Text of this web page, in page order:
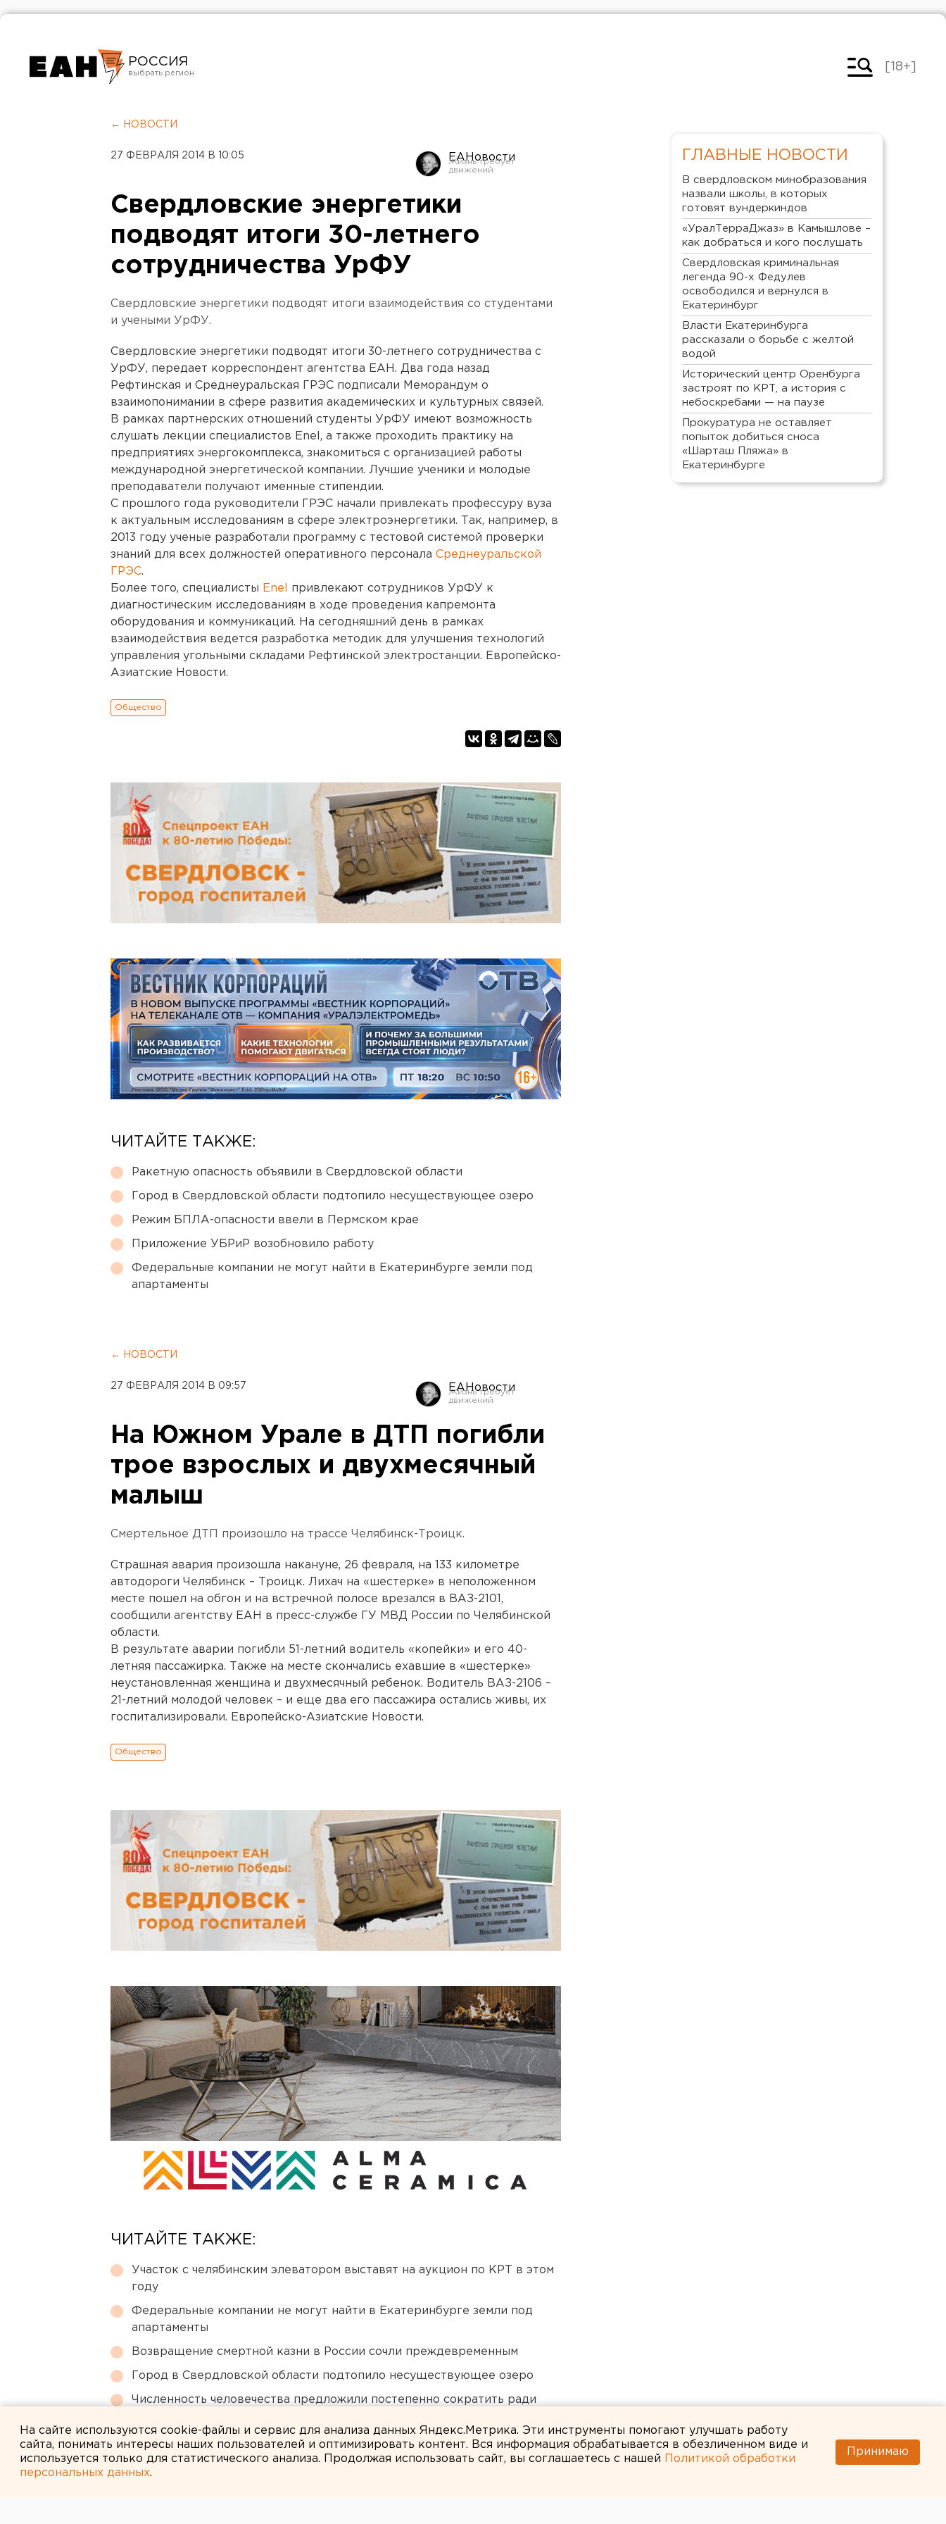
РОССИЯ
Челябинск
[18+]
← НОВОСТИ
27 ФЕВРАЛЯ 2014 В 10:05 ЕАНовости
Свердловские энергетики
подводят итоги 30-летнего
сотрудничества УрФУ
Свердловские энергетики подводят итоги взаимодействия со студентами
и учеными УрФУ.
Свердловские энергетики подводят итоги 30-летнего сотрудничества с
УрФУ, передает корреспондент агентства ЕАН. Два года назад
Рефтинская и Среднеуральская ГРЭС подписали Меморандум о
взаимопонимании в сфере развития академических и культурных связей.
В рамках партнерских отношений студенты УрФУ имеют возможность
слушать лекции специалистов Enel, а также проходить практику на
предприятиях энергокомплекса, знакомиться с организацией работы
международной энергетической компании. Лучшие ученики и молодые
преподаватели получают именные стипендии.
С прошлого года руководители ГРЭС начали привлекать профессуру вуза
к актуальным исследованиям в сфере электроэнергетики. Так, например, в
2013 году ученые разработали программу с тестовой системой проверки
знаний для всех должностей оперативного персонала Среднеуральской
ГРЭС.
Более того, специалисты Enel
привлекают сотрудников УрФУ к
диагностическим исследованиям в ходе проведения капремонта
оборудования и коммуникаций. На сегодняшний день в рамках
взаимодействия ведется разработка методик для улучшения технологий
управления угольными складами Рефтинской электростанции. Европейско-
Азиатские Новости.
Общество
ЧИТАЙТЕ ТАКЖЕ:
Ракетную опасность объявили в Свердловской области
Город в Свердловской области подтопило несуществующее озеро
Режим БПЛА-опасности ввели в Пермском крае
Приложение УБРиР возобновило работу
Федеральные компании не могут найти в Екатеринбурге земли под
апартаменты
← НОВОСТИ
27 ФЕВРАЛЯ 2014 В 09:57 ЕАНовости
На Южном Урале в ДТП погибли
трое взрослых и двухмесячный
малыш
Смертельное ДТП произошло на трассе Челябинск-Троицк.
Страшная авария произошла накануне, 26 февраля, на 133 километре
автодороги Челябинск – Троицк. Лихач на «шестерке» в неположенном
месте пошел на обгон и на встречной полосе врезался в ВАЗ-2101,
сообщили агентству ЕАН в пресс-службе ГУ МВД России по Челябинской
области.
В результате аварии погибли 51-летний водитель «копейки» и его 40-
летняя пассажирка. Также на месте скончались ехавшие в «шестерке»
неустановленная женщина и двухмесячный ребенок. Водитель ВАЗ-2106 –
21-летний молодой человек – и еще два его пассажира остались живы, их
госпитализировали. Европейско-Азиатские Новости.
Общество
ЧИТАЙТЕ ТАКЖЕ:
Участок с челябинским элеватором выставят на аукцион по КРТ в этом
году
Федеральные компании не могут найти в Екатеринбурге земли под
апартаменты
Возвращение смертной казни в России сочли преждевременным
Город в Свердловской области подтопило несуществующее озеро
Численность человечества предложили постепенно сократить ради
ГЛАВНЫЕ НОВОСТИ
В свердловском минобразования
назвали школы, в которых
готовят вундеркиндов
«УралТерраДжаз» в Камышлове –
как добраться и кого послушать
Свердловская криминальная
легенда 90-х Федулев
освободился и вернулся в
Екатеринбург
Власти Екатеринбурга
рассказали о борьбе с желтой
водой
Исторический центр Оренбурга
застроят по КРТ, а история с
небоскребами — на паузе
Прокуратура не оставляет
попыток добиться сноса
«Шарташ Пляжа» в
Екатеринбурге
На сайте используются cookie-файлы и сервис для анализа данных Яндекс.Метрика. Эти инструменты помогают улучшать работу
сайта, понимать интересы наших пользователей и оптимизировать контент. Вся информация обрабатывается в обезличенном виде и
используется только для статистического анализа. Продолжая использовать сайт, вы соглашаетесь с нашей
Политикой обработки
персональных данных.
Принимаю